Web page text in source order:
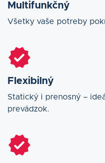
Multifunkčný
Všetky vaše potreby
Flexibilný
Statický i prenosný –
prevádzok.